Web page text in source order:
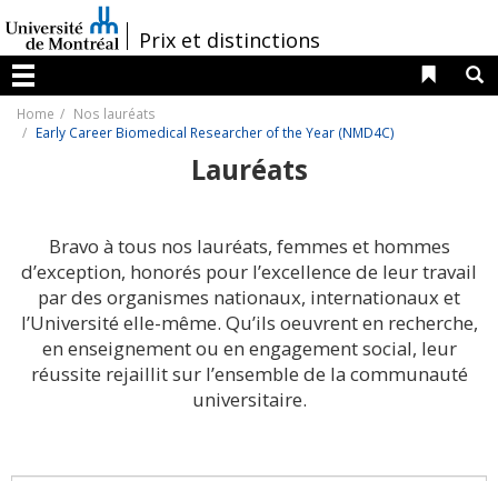
au
contenu
/Prix et distinctions
Menu
Liens
Home
Nos lauréats
Early Career Biomedical Researcher of the Year (NMD4C)
Lauréats
Bravo à tous nos lauréats, femmes et hommes
d’exception, honorés pour l’excellence de leur travail
par des organismes nationaux, internationaux et
l’Université elle-même. Qu’ils oeuvrent en recherche,
en enseignement ou en engagement social, leur
réussite rejaillit sur l’ensemble de la communauté
universitaire.